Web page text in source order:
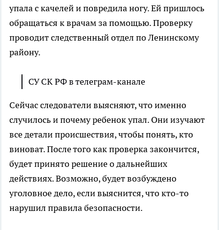
упала с качелей и повредила ногу. Ей пришлось
обращаться к врачам за помощью. Проверку
проводит следственный отдел по Ленинскому
району.
СУ СК РФ в телеграм-канале
Сейчас следователи выясняют, что именно
случилось и почему ребенок упал. Они изучают
все детали происшествия, чтобы понять, кто
виноват. После того как проверка закончится,
будет принято решение о дальнейших
действиях. Возможно, будет возбуждено
уголовное дело, если выяснится, что кто-то
нарушил правила безопасности.